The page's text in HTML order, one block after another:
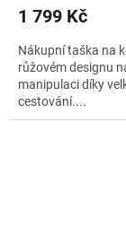
1 799 Kč
Nákupní taška na
růžovém designu
manipulaci díky
cestování....